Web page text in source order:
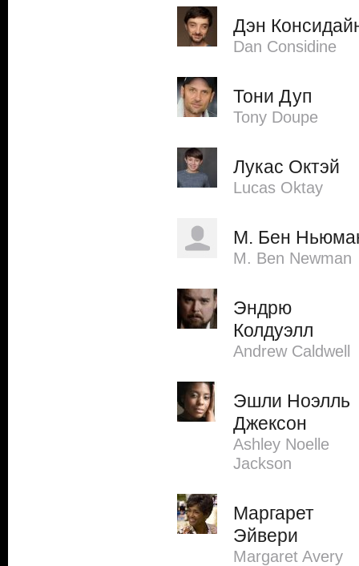
Дэн
Dan Considine
Тони Дуп
Tony Doupe
Лукас Октэй
Lucas Oktay
М. Бен
M. Ben Newman
Эндрю
Колдуэлл
Andrew Caldwell
Эшли Ноэлль
Джексон
Ashley Noelle
Jackson
Маргарет
Эйвери
Margaret Avery